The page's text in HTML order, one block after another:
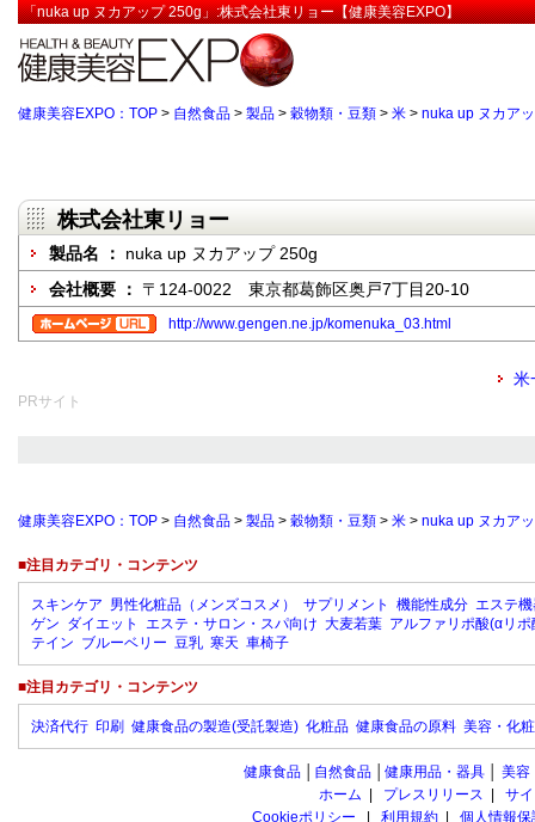
「nuka up ヌカアップ 250g」:株式会社東リョー【健康美容EXPO】
健康美容EXPO：TOP > 自然食品 > 製品 > 穀物類・豆類 > 米 > nuka up ヌカア
株式会社東リョー
製品名 ： nuka up ヌカアップ 250g
会社概要 ： 〒124-0022 東京都葛飾区奥戸7丁目20-10
http://www.gengen.ne.jp/komenuka_03.html
米
PRサイト
健康美容EXPO：TOP > 自然食品 > 製品 > 穀物類・豆類 > 米 > nuka up ヌカア
■注目カテゴリ・コンテンツ
スキンケア 男性化粧品（メンズコスメ） サプリメント 機能性成分 エステ
ゲン ダイエット エステ・サロン・スパ向け 大麦若葉 アルファリポ酸(αリポ
テイン ブルーベリー 豆乳 寒天 車椅子
■注目カテゴリ・コンテンツ
決済代行 印刷 健康食品の製造(受託製造) 化粧品 健康食品の原料 美容・化
健康食品 自然食品 健康用品・器具 美容
ホーム
プレスリリース
サ
Cookieポリシー
利用規約 個人情報